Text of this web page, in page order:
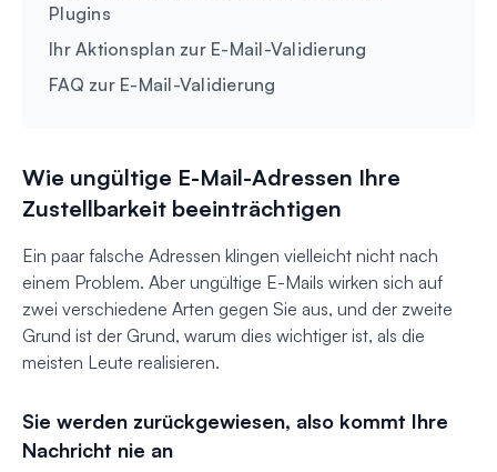
Plugins
Ihr Aktionsplan zur E-Mail-Validierung
FAQ zur E-Mail-Validierung
Wie ungültige E-Mail-Adressen Ihre
Zustellbarkeit beeinträchtigen
Ein paar falsche Adressen klingen vielleicht nicht nach
einem Problem. Aber ungültige E-Mails wirken sich auf
zwei verschiedene Arten gegen Sie aus, und der zweite
Grund ist der Grund, warum dies wichtiger ist, als die
meisten Leute realisieren.
Sie werden zurückgewiesen, also kommt Ihre
Nachricht nie an